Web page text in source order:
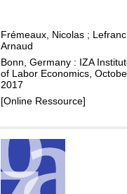
t
a
t
i
v
m
t
Frémeaux, Nicolas ;
Arnaud
Bonn, Germany : IZA
of Labor Economics,
2017
[Online Ressource]